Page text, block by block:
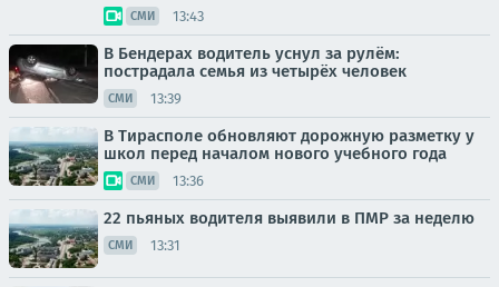
СМИ 13:43
В Бендерах водитель уснул за рулём:
пострадала семья из четырёх человек
СМИ 13:39
В Тирасполе обновляют дорожную разметку у
школ перед началом нового учебного года
СМИ 13:36
22 пьяных водителя выявили в ПМР за неделю
СМИ 13:31